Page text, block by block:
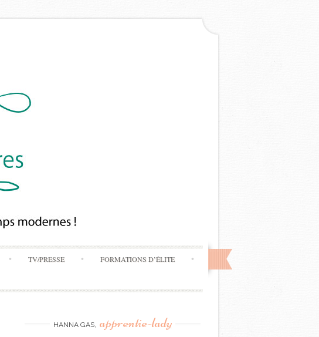
TV/PRESSE FORMATIONS D’ÉLITE
HANNA GAS, apprentie-lady